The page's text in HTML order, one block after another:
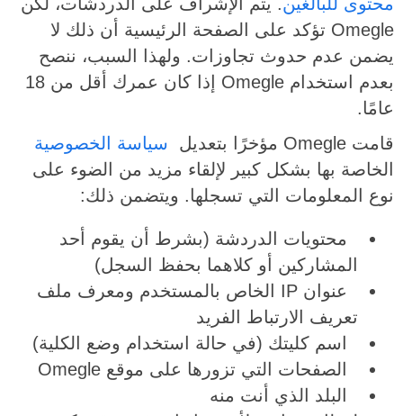
Omegle تؤكد على الصفحة الرئيسية أن ذلك لا
يضمن عدم حدوث تجاوزات. ولهذا السبب، ننصح
بعدم استخدام Omegle إذا كان عمرك أقل من 18
عامًا.
قامت Omegle مؤخرًا بتعديل
سياسة الخصوصية
الخاصة بها بشكل كبير لإلقاء مزيد من الضوء على
نوع المعلومات التي تسجلها. ويتضمن ذلك:
محتويات الدردشة (بشرط أن يقوم أحد
المشاركين أو كلاهما بحفظ السجل)
عنوان IP الخاص بالمستخدم ومعرف ملف
تعريف الارتباط الفريد
اسم كليتك (في حالة استخدام وضع الكلية)
الصفحات التي تزورها على موقع Omegle
البلد الذي أنت منه